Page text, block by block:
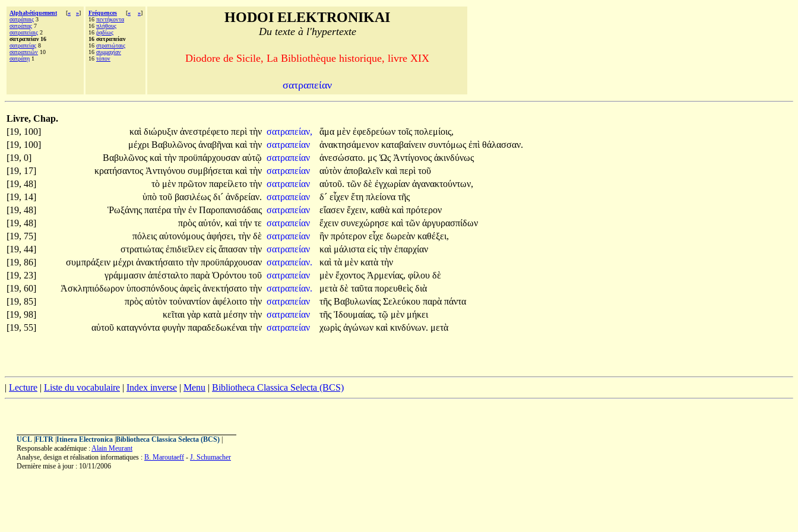
Alphabétiquement [« »]
σατράπαις 3
σατράπας 7
σατραπείαις 2
σατραπείαν 16
σατραπείας 8
σατραπειῶν 10
σατράπῃ 1
Fréquences [« »]
16 πεντήκοντα
16 πλήθους
16 ῥᾳδίως
16 σατραπείαν
16 στρατιώταις
16 συμμαχίαν
16 τόπον
HODOI ELEKTRONIKAI
Du texte à l'hypertexte
Diodore de Sicile, La Bibliothèque historique, livre XIX
σατραπείαν
Livre, Chap.
[19, 100]
καὶ διώρυξιν ἀνεστρέφετο περὶ τὴν σατραπείαν, ἅμα μὲν ἐφεδρεύων τοῖς πολεμίοις,
[19, 100]
μέχρι Βαβυλῶνος ἀναβῆναι καὶ τὴν σατραπείαν ἀνακτησάμενον καταβαίνειν συντόμως ἐπὶ θάλασσαν.
[19, 0]
Βαβυλῶνος καὶ τὴν προϋπάρχουσαν αὐτῷ σατραπείαν ἀνεσώσατο. μϛ Ὡς Ἀντίγονος ἀκινδύνως
[19, 17]
κρατήσαντος Ἀντιγόνου συμβήσεται καὶ τὴν σατραπείαν αὐτὸν ἀποβαλεῖν καὶ περὶ τοῦ
[19, 48]
τὸ μὲν πρῶτον παρείλετο τὴν σατραπείαν αὐτοῦ. τῶν δὲ ἐγχωρίαν ἀγανακτούντων,
[19, 14]
ὑπὸ τοῦ βασιλέως δι´ ἀνδρείαν. σατραπείαν δ´ εἶχεν ἔτη πλείονα τῆς
[19, 48]
Ῥωξάνης πατέρα τὴν ἐν Παροπανισάδαις σατραπείαν εἴασεν ἔχειν, καθὰ καὶ πρότερον
[19, 48]
πρὸς αὐτόν, καὶ τήν τε σατραπείαν ἔχειν συνεχώρησε καὶ τῶν ἀργυρασπίδων
[19, 75]
πόλεις αὐτονόμους ἀφήσει, τὴν δὲ σατραπείαν ἣν πρότερον εἶχε δωρεὰν καθέξει,
[19, 44]
στρατιώτας ἐπιδιεῖλεν εἰς ἅπασαν τὴν σατραπείαν καὶ μάλιστα εἰς τὴν ἐπαρχίαν
[19, 86]
συμπράξειν μέχρι ἀνακτήσαιτο τὴν προϋπάρχουσαν σατραπείαν. καὶ τὰ μὲν κατὰ τὴν
[19, 23]
γράμμασιν ἀπέσταλτο παρὰ Ὀρόντου τοῦ σατραπείαν μὲν ἔχοντος Ἀρμενίας, φίλου δὲ
[19, 60]
Ἀσκληπιόδωρον ὑποσπόνδους ἀφεὶς ἀνεκτήσατο τὴν σατραπείαν. μετὰ δὲ ταῦτα πορευθεὶς διὰ
[19, 85]
πρὸς αὐτὸν τοὐναντίον ἀφέλοιτο τὴν σατραπείαν τῆς Βαβυλωνίας Σελεύκου παρὰ πάντα
[19, 98]
κεῖται γὰρ κατὰ μέσην τὴν σατραπείαν τῆς Ἰδουμαίας, τῷ μὲν μήκει
[19, 55]
αὑτοῦ καταγνόντα φυγὴν παραδεδωκέναι τὴν σατραπείαν χωρὶς ἀγώνων καὶ κινδύνων. μετὰ
| Lecture | Liste du vocabulaire | Index inverse | Menu | Bibliotheca Classica Selecta (BCS)
UCL FLTR Itinera Electronica Bibliotheca Classica Selecta (BCS)
Responsable académique :Alain Meurant
Analyse, design et réalisation informatiques : B. Maroutaeff - J. Schumacher
Dernière mise à jour : 10/11/2006